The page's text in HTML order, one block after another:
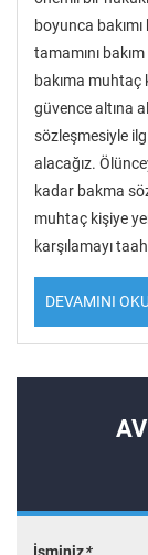
boyunca bakımı
tamamını
bakıma muhtaç
güvence altına
sözleşmesiyle
alacağız.
kadar bakma
muhtaç kişiye
karşılamayı
DEVAMINI